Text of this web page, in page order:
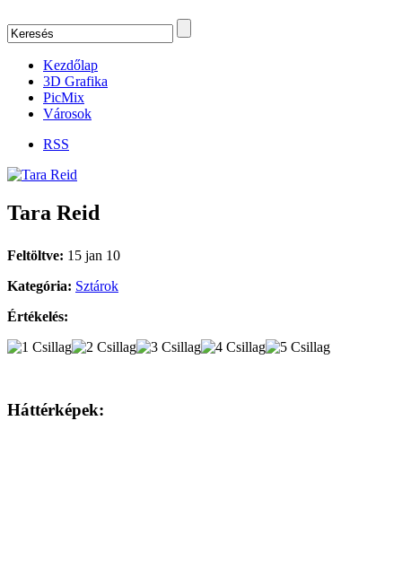
Kezdőlap
3D Grafika
PicMix
Városok
RSS
Tara Reid
Feltöltve: 15 jan 10
Kategória: Sztárok
Értékelés:
Háttérképek: